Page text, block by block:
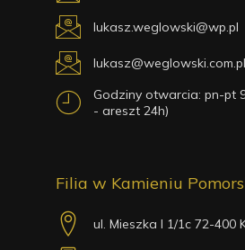
lukasz.weglowski@wp.pl
lukasz@weglowski.com.pl
Godziny otwarcia: pn-pt
- areszt 24h)
Filia w Kamieniu
ul. Mieszka I 1/1c 72-400